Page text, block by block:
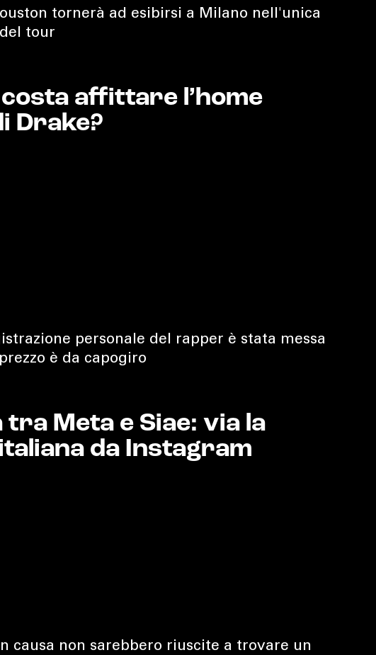
tornerà ad esibirsi a Milano nell'unica
tour
affittare l’home
Drake?
personale del rapper è stata messa
è da capogiro
Meta e Siae: via la
da Instagram
causa non sarebbero riuscite a trovare un